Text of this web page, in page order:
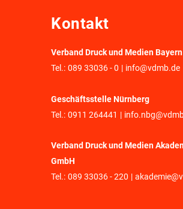
Kontakt
Verband Druck und Medien Bayern
Tel.: 089 33036 - 0 | info@vdmb.de
Geschäftsstelle Nürnberg
Tel.: 0911 264441 |
Verband Druck und Medien
GmbH
Tel.: 089 33036 - 220 |